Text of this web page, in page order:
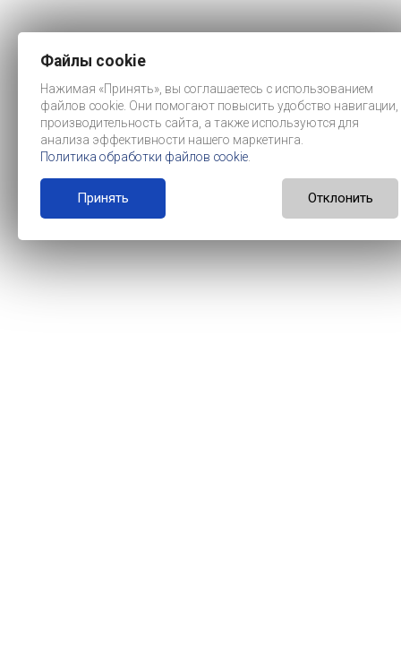
Файлы cookie
Нажимая «Принять», вы соглашаетесь с использованием
файлов cookie. Они помогают повысить удобство навигации,
производительность сайта, а также используются для
анализа эффективности нашего маркетинга.
Политика обработки файлов cookie
Принять Отклонить